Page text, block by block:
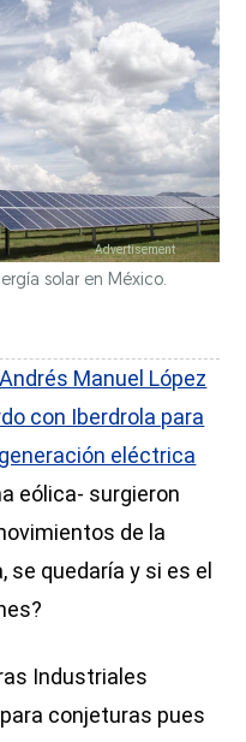
solar en México.
Andrés Manuel López
con Iberdrola para
eléctrica
eólica- surgieron
de la
se quedaría y si es el
Industriales
conjeturas pues